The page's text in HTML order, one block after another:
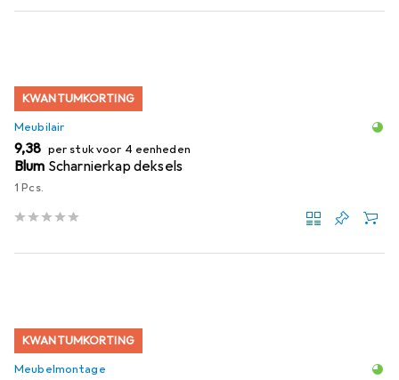
KWANTUMKORTING
Meubilair
EUR
9,38 per stuk voor 4 eenheden
Blum Scharnierkap deksels
1 Pcs.
KWANTUMKORTING
Meubelmontage